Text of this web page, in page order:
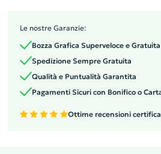
Le nostre Garanzie:
Bozza Grafica Superveloce e Gratuita
Spedizione Sempre Gratuita
Qualità e Puntualità Garantita
Pagamenti Sicuri con Bonifico o
Ottime recensioni